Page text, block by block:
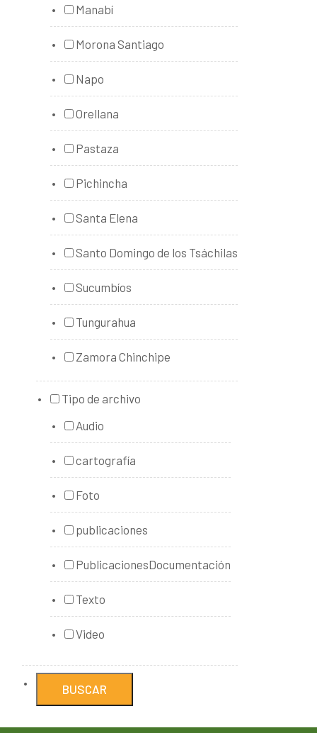
Manabí
Morona Santiago
Napo
Orellana
Pastaza
Pichincha
Santa Elena
Santo Domingo de los Tsáchilas
Sucumbíos
Tungurahua
Zamora Chinchipe
Tipo de archivo
Audio
cartografía
Foto
publicaciones
PublicacionesDocumentación
Texto
Video